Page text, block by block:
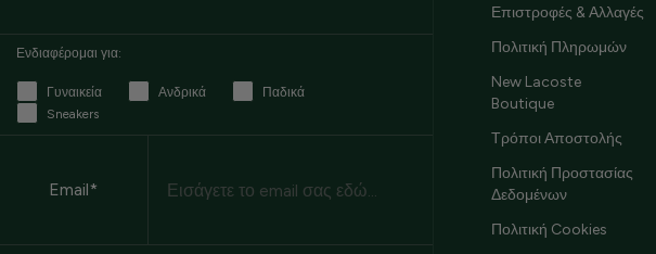
Ενδιαφέρομαι για:
Γυναικεία Ανδρικά
Παδικά
Sneakers
Email*
Επιστροφές & Αλλαγές
Πολιτική Πληρωμών
New Lacoste
Boutique
Τρόποι Αποστολής
Πολιτική Προστασίας
Δεδομένων
Πολιτική Cookies